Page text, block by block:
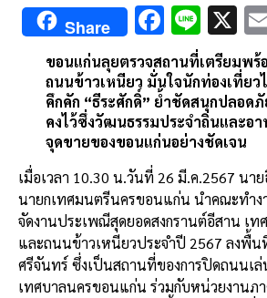
Share F
ac
e
b
o
o
k
Li
n
e
X
ขอนแก่นลุยตรวจสถานที่เตรียมพร้
ถนนข้าวเหนียว มั่นใจนักท่องเที่ยว
คึกคัก “ธีระศักดิ์” ย้ำชัดสนุกปลอด
คงไว้ซึ่งวัฒนธรรมประจำถิ่นและอ
จุดขายของขอนแก่นอย่างชัดเจน
เมื่อเวลา 10.30 น.วันที่ 26 มี.ค.2567 นา
นายกเทศมนตรีนครขอนแก่น นำคณะทำง
จัดงานประเพณีสุดยอดสงกรานต์อีสาน เท
และถนนข้าวเหนียวประจำปี 2567 ลงพื้
ศรีจันทร์ ซึ่งเป็นสถานที่ของการปิดถนนเล่
เทศบาลนครขอนแก่น ร่วมกับหน่วยงานภ